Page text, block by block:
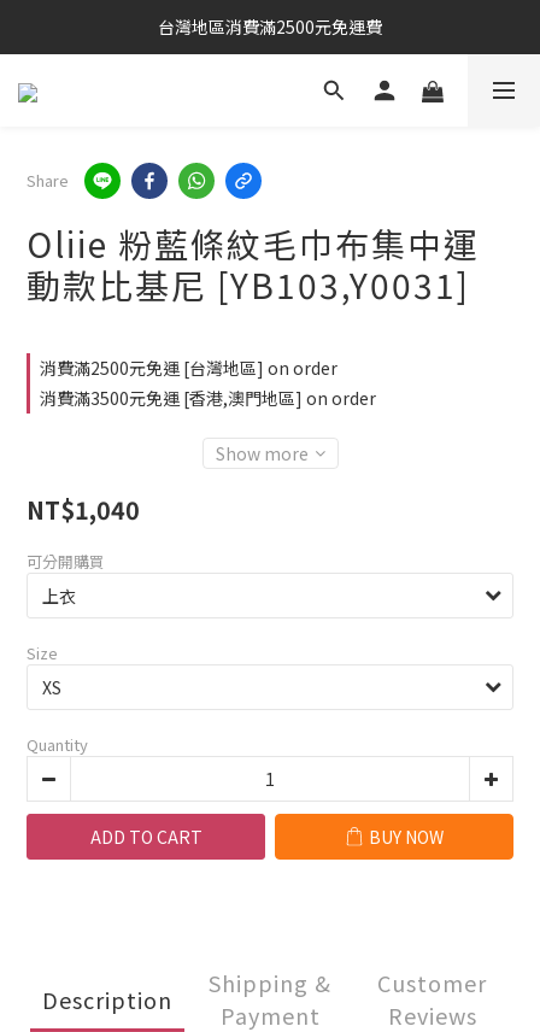
台灣地區消費滿2500元免運費
Share
Oliie 粉藍條紋毛巾布集中運
動款比基尼 [YB103,Y0031]
消費滿2500元免運 [台灣地區] on order
消費滿3500元免運 [香港,澳門地區] on order
Show more
NT$1,040
可分開購買
Size
Quantity
ADD TO CART BUY NOW
Description
Shipping &
Payment
Customer
Reviews